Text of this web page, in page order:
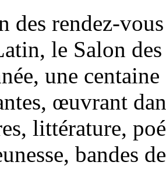
des rendez-
le Salon
une
œuvrant
littérature,
bandes